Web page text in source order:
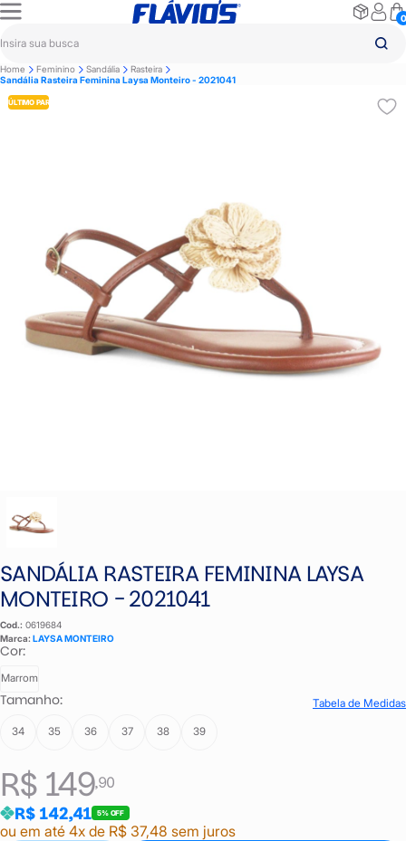
0
Home Feminino Sandália
Rasteira
Sandália Rasteira Feminina Laysa Monteiro - 2021041
ÚLTIMO PAR
SANDÁLIA RASTEIRA FEMININA LAYSA
MONTEIRO - 2021041
Cod.: 0619684
Marca: LAYSA MONTEIRO
R$ 149,90
R$ 142,41 5% OFF
ou em até 4x de R$ 37,48 sem juros
Cor:
Marrom
Tamanho: Tabela de Medidas
34 35 36 37 38 39